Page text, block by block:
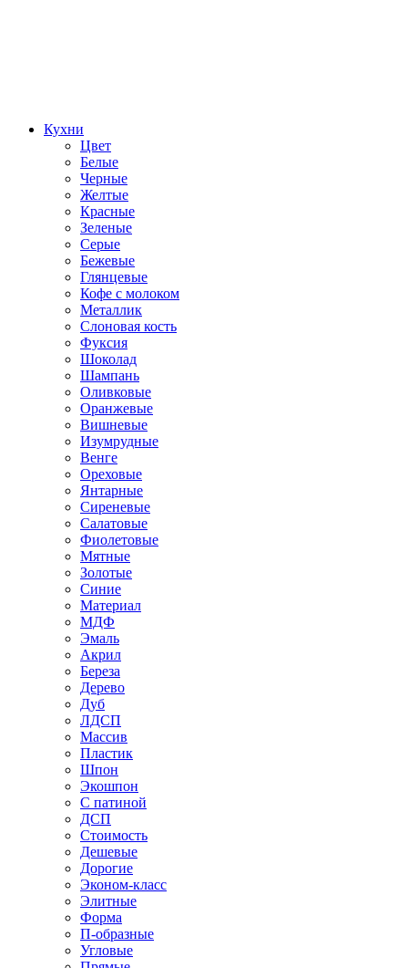
Кухни
Цвет
Белые
Черные
Желтые
Красные
Зеленые
Серые
Бежевые
Глянцевые
Кофе с молоком
Металлик
Слоновая кость
Фуксия
Шоколад
Шампань
Оливковые
Оранжевые
Вишневые
Изумрудные
Венге
Ореховые
Янтарные
Сиреневые
Салатовые
Фиолетовые
Мятные
Золотые
Синие
Материал
МДФ
Эмаль
Акрил
Береза
Дерево
Дуб
ЛДСП
Массив
Пластик
Шпон
Экошпон
С патиной
ДСП
Стоимость
Дешевые
Дорогие
Эконом-класс
Элитные
Форма
П-образные
Угловые